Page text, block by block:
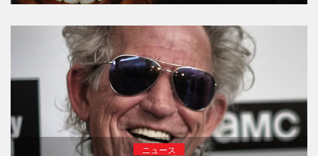
ニュース